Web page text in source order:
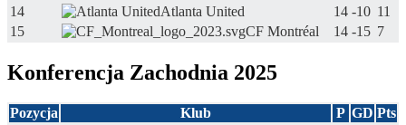
14
Atlanta United 14 -10 11
15
CF Montréal 14 -15 7
Konferencja Zachodnia 2025
Pozycja Klub P GD Pts